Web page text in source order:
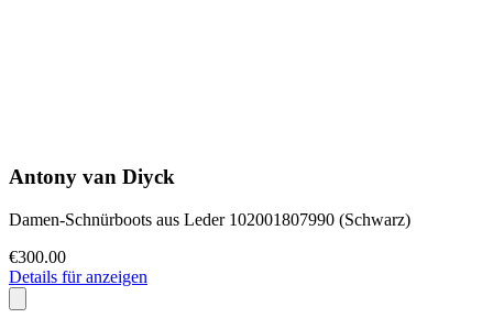
Antony van Diyck
Damen-Schnürboots aus Leder 102001807990 (Schwarz)
€300.00
Details für anzeigen